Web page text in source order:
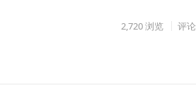
2,720浏览 评论